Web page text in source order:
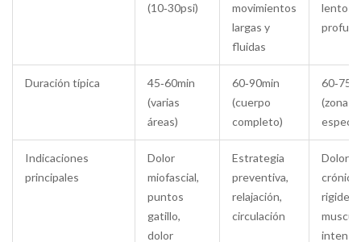
(10‑30psi)
movimientos
largas y
fluidas
lentos y
Duración típica
45‑60min
(varias
áreas)
60‑90min
(cuerpo
completo)
(zonas
Indicaciones
principales
Dolor
miofascial,
puntos
gatillo,
dolor
Estrategia
preventiva,
relajación,
circulación
Dolor
crónico,
rigidez
intensa